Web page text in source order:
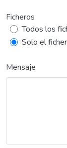
Ficheros
Todos los
Solo el
Mensaje